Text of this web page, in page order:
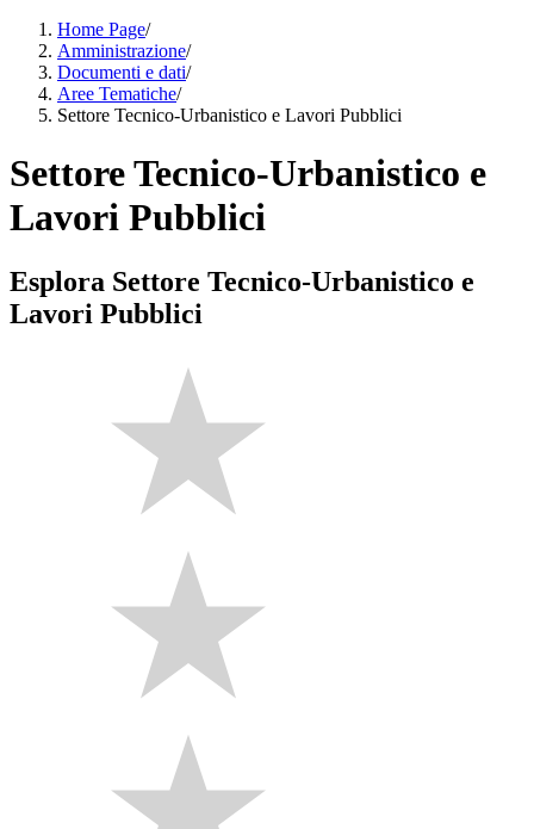
Home Page/
Amministrazione/
Documenti e dati/
Aree Tematiche/
Settore Tecnico-Urbanistico e Lavori Pubblici
Settore Tecnico-Urbanistico e
Lavori Pubblici
Esplora Settore Tecnico-Urbanistico e
Lavori Pubblici